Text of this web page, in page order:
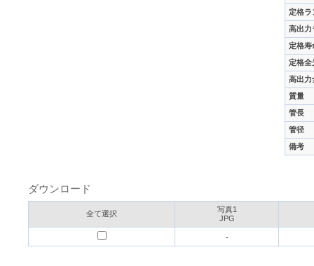
定格ラ
高出力
定格寿
定格全
高出力
質量
管長
管径
備考
ダウンロード
全て選択
写真1
JPG
-